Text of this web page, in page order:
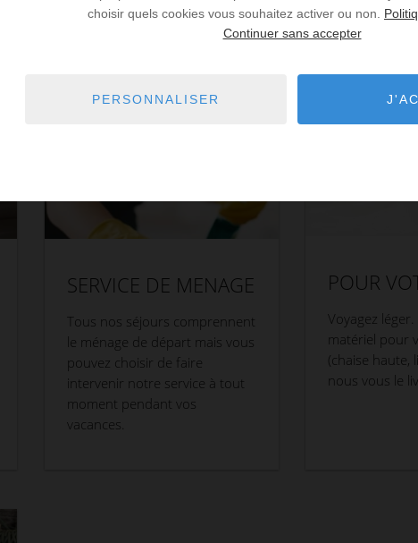
SERVICE DE MENAGE
Tous nos séjours comprennent
le ménage de départ mais vous
pouvez choisir de faire
intervenir notre service à tout
moment pendant vos
vacances.
POUR
Voyagez
matériel pour
(chaise haute,
nous vous le
choisir quels cookies vous souhaitez activer ou non.
Continuer sans accepter
PERSONNALISER